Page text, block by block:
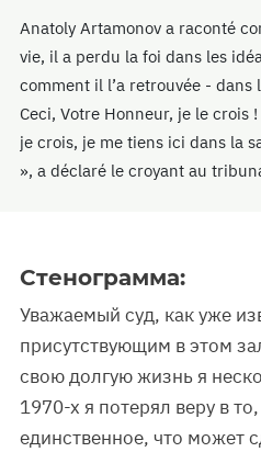
Anatoly Artamonov a raconté
vie, il a perdu la foi dans les
comment il l’a retrouvée - dans
Ceci, Votre Honneur, je le crois
je crois, je me tiens ici dans la
», a déclaré le croyant au
Стенограмма:
Уважаемый суд, как уже
присутствующим в этом
свою долгую жизнь я
1970-х я потерял веру в
единственное, что может